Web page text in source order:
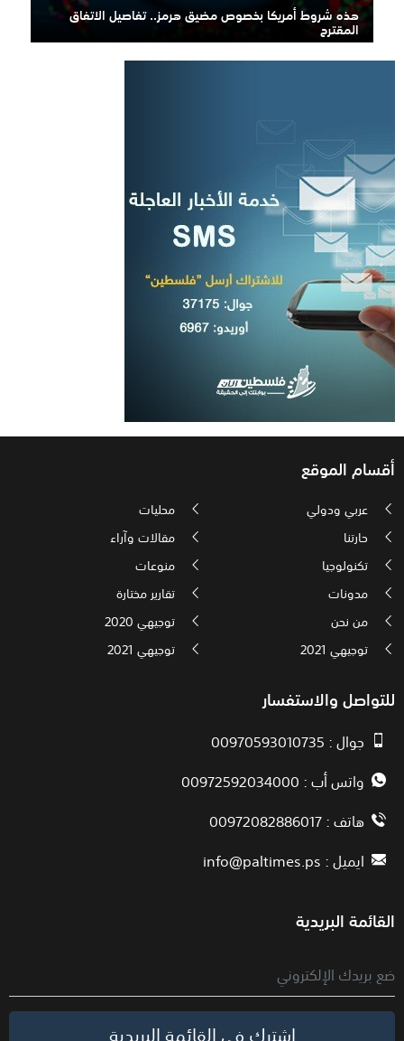
هذه شروط أمريكا بخصوص مضيق هرمز.. تفاصيل الاتفاق
المقترح
أقسام الموقع
عربي ودولي
محليات
حارتنا
مقالات وآراء
تكنولوجيا
منوعات
مدونات
تقارير مختارة
من نحن
توجيهي 2020
توجيهي 2021
توجيهي 2021
للتواصل والاستفسار
جوال : 00970593010735
واتس أب : 00972592034000
هاتف : 00972082886017
ايميل :info@paltimes.ps
القائمة البريدية
اشترك في القائمة البريدية